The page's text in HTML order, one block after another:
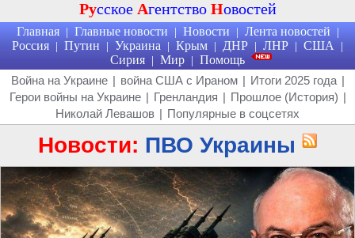
Русское Агентство Новостей
Главная | Главные новости | Новости | Лента новостей |
Россия | Путин | Украина | Крым | ДНР | ЛНР | США |
Сирия | Мир | Помощь
Война на Украине | война США с Ираном | Итоги 2025 года |
Герои войны на Украине | Гренландия | Прошлое (История) |
Николай Левашов | Популярные в соцсетях
Новости: ПВО Украины